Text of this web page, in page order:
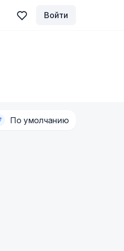
Войти
По умолчанию